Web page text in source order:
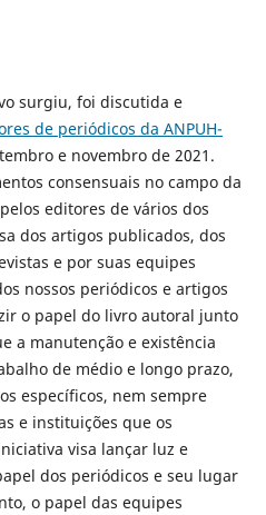
surgiu, foi discutida e
de periódicos da ANPUH-
e novembro de 2021.
consensuais no campo da
editores de vários dos
dos artigos publicados, dos
e por suas equipes
nossos periódicos e artigos
o papel do livro autoral junto
a manutenção e existência
de médio e longo prazo,
específicos, nem sempre
e instituições que os
visa lançar luz e
dos periódicos e seu lugar
o papel das equipes